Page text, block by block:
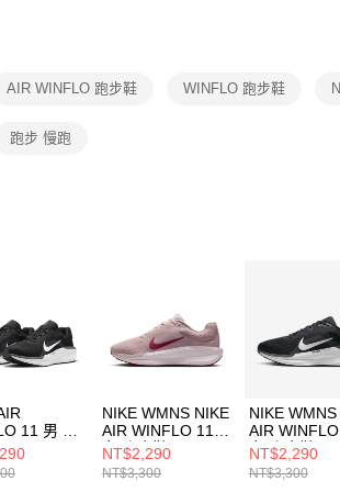
１．透過由恩沛科技股份有限公司提供
交易，需依本服務之必要範圍內提供個
形，恩沛科技股份有限公司將有權停止
動。
AIR WINFLO 跑步鞋 WINFLO 跑步鞋
跑步 慢跑
11 男 跑
NIKE WMNS NIKE
AIR WINFLO 11
女 跑步鞋
FJ9510605
NT$2,290
NT$3,300
NIKE
AIR WINFLO
女 跑步鞋
FJ9510001
NT$2,290
NT$3,300